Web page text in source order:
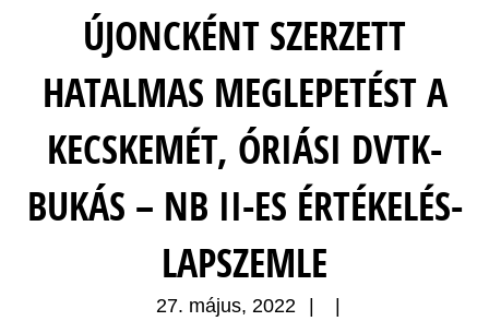
ÚJONCKÉNT SZERZETT
HATALMAS MEGLEPETÉST A
KECSKEMÉT, ÓRIÁSI DVTK-
BUKÁS – NB II-ES ÉRTÉKELÉS-
LAPSZEMLE
27. május, 2022